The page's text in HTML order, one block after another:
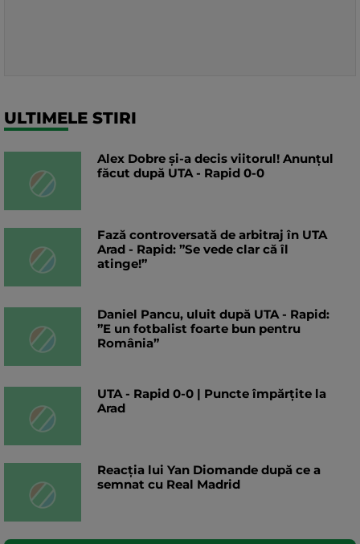
ULTIMELE STIRI
Alex Dobre și-a decis viitorul! Anunțul
făcut după UTA - Rapid 0-0
Fază controversată de arbitraj în UTA
Arad - Rapid: ”Se vede clar că îl
atinge!”
Daniel Pancu, uluit după UTA - Rapid:
”E un fotbalist foarte bun pentru
România”
UTA - Rapid 0-0 | Puncte împărțite la
Arad
Reacția lui Yan Diomande după ce a
semnat cu Real Madrid